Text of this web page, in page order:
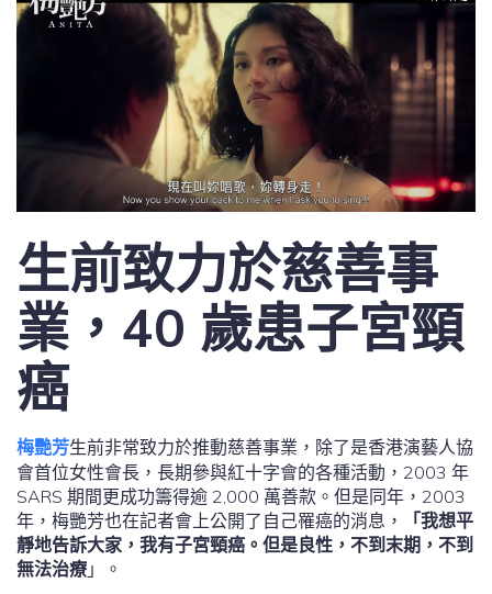
生前致力於慈善事
業，40 歲患子宮頸
癌
梅艷芳生前非常致力於推動慈善事業，除了是香港演藝人協
會首位女性會長，長期參與紅十字會的各種活動，2003 年
SARS 期間更成功籌得逾 2,000 萬善款。但是同年，2003
年，梅艷芳也在記者會上公開了自己罹癌的消息，
「我想平
靜地告訴大家，我有子宮頸癌。但是良性，不到末期，不到
無法治療 」。